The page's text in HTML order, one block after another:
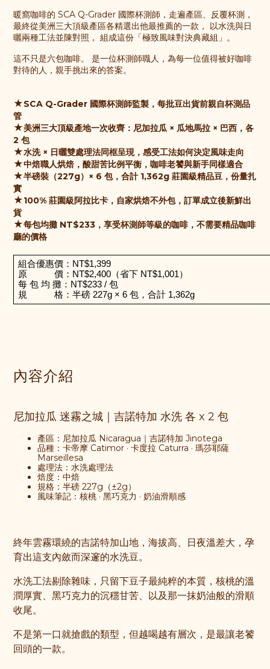
暖窩咖啡的 SCA Q-Grader 國際杯測師，走遍產區、反覆杯測，
最終從美洲三大頂級產區各精選出他最推薦的一款， 以水洗與日
曬兩種工法並陳對照， 組成這份「極致風味對決典藏組」。
這不只是六包咖啡。 是一位杯測師職人，為每一位值得被好咖啡
對待的人，親手挑出來的答案。
★SCA Q-Grader 國際杯測師監製 ，每批豆出貨前親自杯測品
管
★美洲三大頂級產地一次收齊：尼加拉瓜 × 瓜地馬拉 × 巴西，各
2 包
★水洗 × 日曬雙處理法同框呈現，感受工法如何決定風味走向
★中焙職人烘焙，酸甜苦比例平衡，咖啡老饕與新手同樣適合
★半磅裝（227g）× 6 包，合計 1,362g 莊園級精品豆 ，份量扎
實
★100% 莊園級阿拉比卡， 自家烘焙不外包，訂單成立後新鮮出
貨
★每包均攤 NT$233 ，享受杯測師等級的咖啡，不需要精品咖啡
廳的價格
組合優惠價：NT$1,399
原　　　價：NT$2,400（省下 NT$1,001）
每 包 均 攤：NT$233 / 包
規　　　格：半磅 227g × 6 包，合計 1,362g
內容介紹
尼加拉瓜 迷霧之城｜吉諾特加 水洗 各 x 2 包
產區：尼加拉瓜 Nicaragua｜吉諾特加 Jinotega
品種：卡帝摩 Catimor · 卡度拉 Caturra · 瑪莎耶薩
Marseillesa
處理法：水洗處理法
焙度：中焙
規格：半磅 227g（±2g）
風味筆記：核桃 · 黑巧克力 · 奶油滑順感
終年雲霧環繞的吉諾特加山地，海拔高、日夜溫差大，孕
育出這支內斂而深邃的水洗豆。
水洗工法剔除雜味，只留下豆子最純粹的本質，核桃的溫
潤厚實、黑巧克力的沉穩甘苦、以及那一抹奶油般的滑順
收尾。
不是第一口就搶戲的類型，但越喝越有層次，是最讓老饕
回頭的一款。